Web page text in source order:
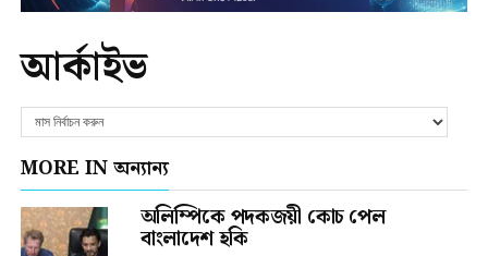
আর্কাইভ
MORE IN অন্যান্য
অলিম্পিকে পদকজয়ী কোচ পেল
বাংলাদেশ হকি